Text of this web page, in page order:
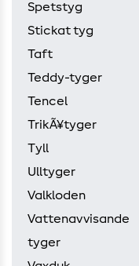
Spetstyg
Stickat tyg
Taft
Teddy-tyger
Tencel
TrikÃ¥tyger
Tyll
Ulltyger
Valkloden
Vattenavvisande
tyger